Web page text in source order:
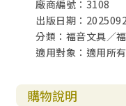
廠商編號：3108
出版日期：
分類：福音文具／
適用對象：適用所
購物說明